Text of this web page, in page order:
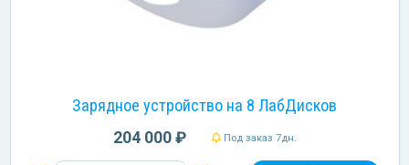
Зарядное устройство на 8 ЛабДисков
204 000 ₽ Под заказ 7дн.